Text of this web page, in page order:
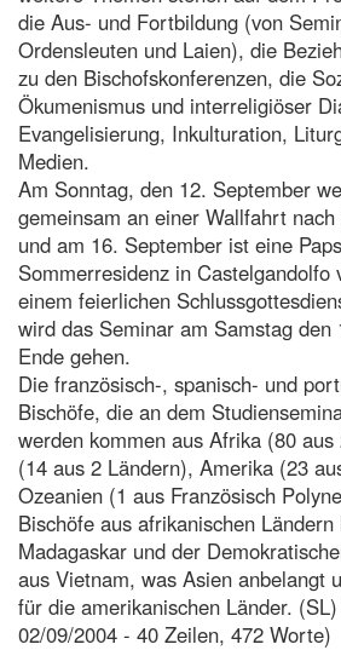
die Aus- und Fortbildung (von
Ordensleuten und Laien), die
zu den Bischofskonferenzen, die
Ökumenismus und interreligiöser
Evangelisierung, Inkulturation,
Medien.
Am Sonntag, den 12. September
gemeinsam an einer Wallfahrt
und am 16. September ist eine
Sommerresidenz in Castelgandolfo
einem feierlichen
wird das Seminar am Samstag den
Ende gehen.
Die französisch-, spanisch- und
Bischöfe, die an dem
werden kommen aus Afrika (80
(14 aus 2 Ländern), Amerika (23
Ozeanien (1 aus Französisch
Bischöfe aus afrikanischen
Madagaskar und der
aus Vietnam, was Asien anbelangt
für die amerikanischen Länder.
02/09/2004 - 40 Zeilen, 472 Worte)